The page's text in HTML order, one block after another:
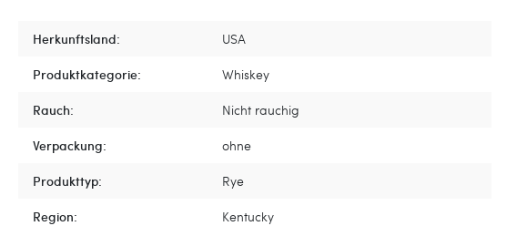
Herkunftsland:
USA
Produktkategorie:
Whiskey
Rauch:
Nicht rauchig
Verpackung:
ohne
Produkttyp:
Rye
Region:
Kentucky